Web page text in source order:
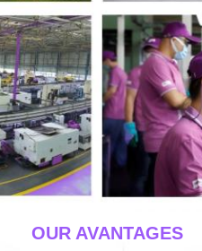
____OUR AVANTAGES__